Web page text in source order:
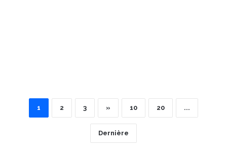
1 2 3 » 10 20 ...
Dernière